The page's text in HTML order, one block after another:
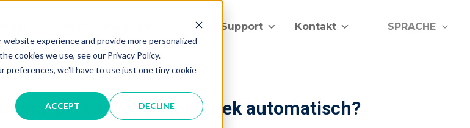
experience and provide more personalized
cookies we use, see our Privacy Policy.
we'll have to use just one tiny cookie
ACCEPT DECLINE
Hilfe & Support Kontakt SPRACHE
persönliche Bibliothek automatisch?